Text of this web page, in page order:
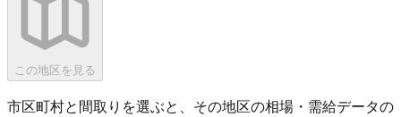
この地区を見る
市区町村と間取りを選ぶと、その地区の相場・需給データの